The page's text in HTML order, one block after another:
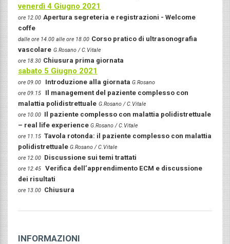
venerdì 4 Giugno 2021
ore 12.00 Apertura segreteria e registrazioni - Welcome
coffe
dalle ore 14.00 alle ore 18.00 Corso pratico di ultrasonografia
vascolare G.Rosano / C.Vitale
ore 18.30 Chiusura prima giornata
sabato 5 Giugno 2021
ore 09.00 Introduzione alla giornata G.Rosano
ore 09.15
Il management del paziente complesso con
malattia polidistrettuale G.Rosano / C.Vitale
ore 10.00 Il paziente complesso con malattia polidistrettuale
– real life experience G.Rosano / C.Vitale
ore 11.15 Tavola rotonda: il paziente complesso con malattia
polidistrettuale G.Rosano / C.Vitale
ore 12.00 Discussione sui temi trattati
ore 12.45
Verifica dell’apprendimento ECM e discussione
dei risultati
ore 13.00 Chiusura
INFORMAZIONI